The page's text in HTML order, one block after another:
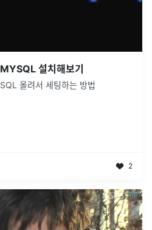
설치해보기
올려서 세팅하는 방법
2